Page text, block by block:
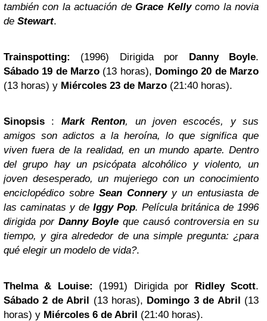
también con la actuación deGrace Kellycomo la novia
de Stewart.
Trainspotting: (1996) Dirigida por Danny Boyle.
Sábado 19 de Marzo (13 horas), Domingo 20 de Marzo
(13 horas) y Miércoles 23 de Marzo (21:40 horas).
Sinopsis : Mark Renton, un joven escocés, y sus
amigos son adictos a la heroína, lo que significa que
viven fuera de la realidad, en un mundo aparte. Dentro
del grupo hay un psicópata alcohólico y violento, un
joven desesperado, un mujeriego con un conocimiento
enciclopédico sobre Sean Conneryy un entusiasta de
las caminatas y de Iggy Pop. Película británica de 1996
dirigida por Danny Boyle que causó controversia en su
tiempo, y gira alrededor de una simple pregunta: ¿para
qué elegir un modelo de vida?.
Thelma & Louise: (1991) Dirigida por Ridley Scott.
Sábado 2 de Abril (13 horas), Domingo 3 de Abril (13
horas) y Miércoles 6 de Abril (21:40 horas).